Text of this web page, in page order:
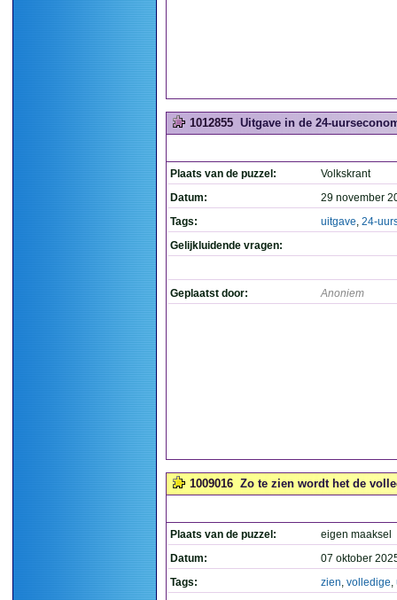
1012855 Uitgave in de 24-
Plaats van de puzzel:
Volkskrant
Datum:
29 november
Tags:
uitgave, 24-
Gelijkluidende vragen:
Geplaatst door: Anoniem
1009016 Zo te zien wordt het de
Plaats van de puzzel:
eigen maaksel
Datum:
07 oktober
Tags:
zien, volledige,